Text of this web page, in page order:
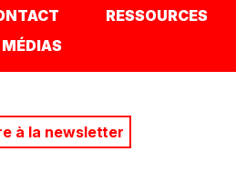
RESSOURCES
MÉDIAS
à la newsletter